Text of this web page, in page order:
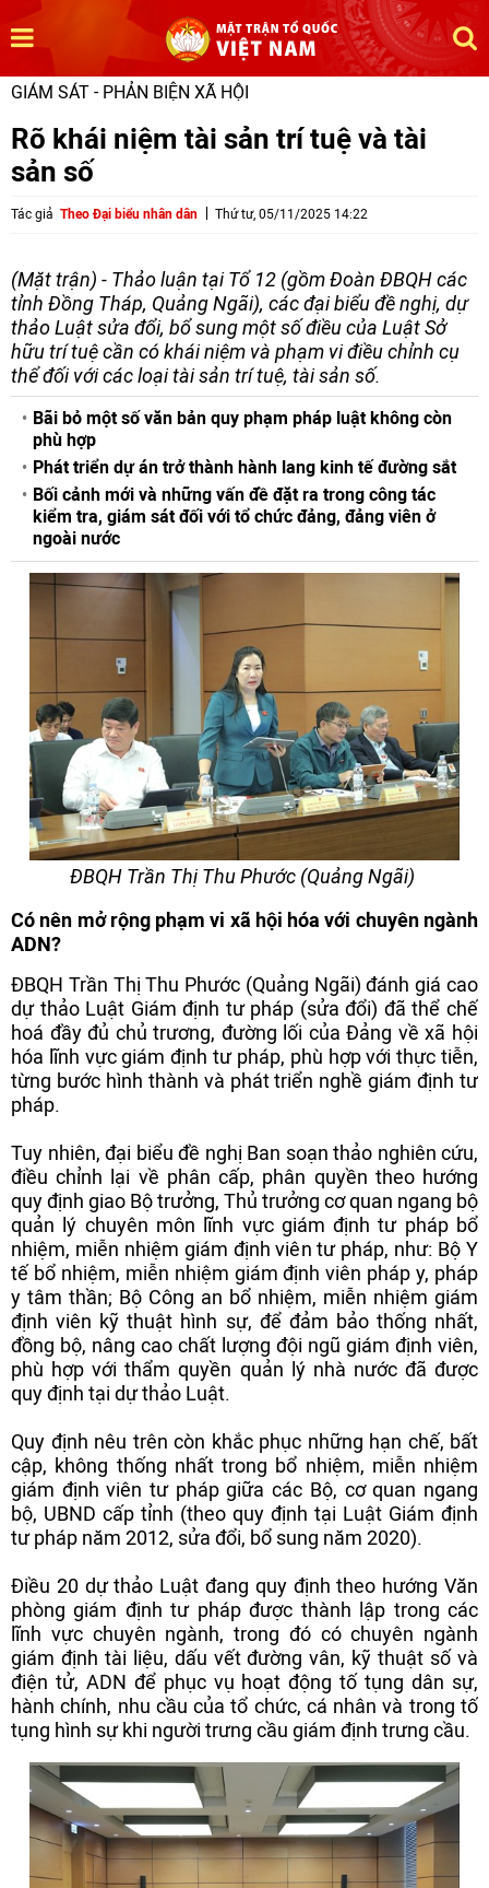
GIÁM SÁT - PHẢN BIỆN XÃ HỘI
Rõ khái niệm tài sản trí tuệ và tài
sản số
Tác giả Theo Đại biểu nhân dân Thứ tư, 05/11/2025 14:22
(Mặt trận) - Thảo luận tại Tổ 12 (gồm Đoàn ĐBQH các
tỉnh Đồng Tháp, Quảng Ngãi), các đại biểu đề nghị, dự
thảo Luật sửa đổi, bổ sung một số điều của Luật Sở
hữu trí tuệ cần có khái niệm và phạm vi điều chỉnh cụ
thể đối với các loại tài sản trí tuệ, tài sản số.
Bãi bỏ một số văn bản quy phạm pháp luật không còn
phù hợp
Phát triển dự án trở thành hành lang kinh tế đường sắt
Bối cảnh mới và những vấn đề đặt ra trong công tác
kiểm tra, giám sát đối với tổ chức đảng, đảng viên ở
ngoài nước
ĐBQH Trần Thị Thu Phước (Quảng Ngãi)
Có nên mở rộng phạm vi xã hội hóa với chuyên ngành
ADN?
ĐBQH Trần Thị Thu Phước (Quảng Ngãi) đánh giá cao
dự thảo Luật Giám định tư pháp (sửa đổi) đã thể chế
hoá đầy đủ chủ trương, đường lối của Đảng về xã hội
hóa lĩnh vực giám định tư pháp, phù hợp với thực tiễn,
từng bước hình thành và phát triển nghề giám định tư
pháp.
Tuy nhiên, đại biểu đề nghị Ban soạn thảo nghiên cứu,
điều chỉnh lại về phân cấp, phân quyền theo hướng
quy định giao Bộ trưởng, Thủ trưởng cơ quan ngang bộ
quản lý chuyên môn lĩnh vực giám định tư pháp bổ
nhiệm, miễn nhiệm giám định viên tư pháp, như: Bộ Y
tế bổ nhiệm, miễn nhiệm giám định viên pháp y, pháp
y tâm thần; Bộ Công an bổ nhiệm, miễn nhiệm giám
định viên kỹ thuật hình sự, để đảm bảo thống nhất,
đồng bộ, nâng cao chất lượng đội ngũ giám định viên,
phù hợp với thẩm quyền quản lý nhà nước đã được
quy định tại dự thảo Luật.
Quy định nêu trên còn khắc phục những hạn chế, bất
cập, không thống nhất trong bổ nhiệm, miễn nhiệm
giám định viên tư pháp giữa các Bộ, cơ quan ngang
bộ, UBND cấp tỉnh (theo quy định tại Luật Giám định
tư pháp năm 2012, sửa đổi, bổ sung năm 2020).
Điều 20 dự thảo Luật đang quy định theo hướng Văn
phòng giám định tư pháp được thành lập trong các
lĩnh vực chuyên ngành, trong đó có chuyên ngành
giám định tài liệu, dấu vết đường vân, kỹ thuật số và
điện tử, ADN để phục vụ hoạt động tố tụng dân sự,
hành chính, nhu cầu của tổ chức, cá nhân và trong tố
tụng hình sự khi người trưng cầu giám định trưng cầu.